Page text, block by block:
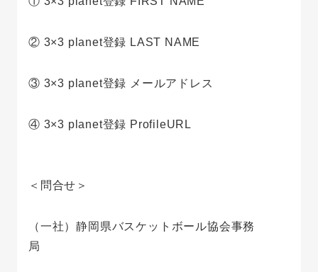
② 3×3 planet登録 LAST NAME
③ 3×3 planet登録 メールアドレス
④ 3×3 planet登録 ProfileURL
＜問合せ＞
（一社）静岡県バスケットボール協会事務
局